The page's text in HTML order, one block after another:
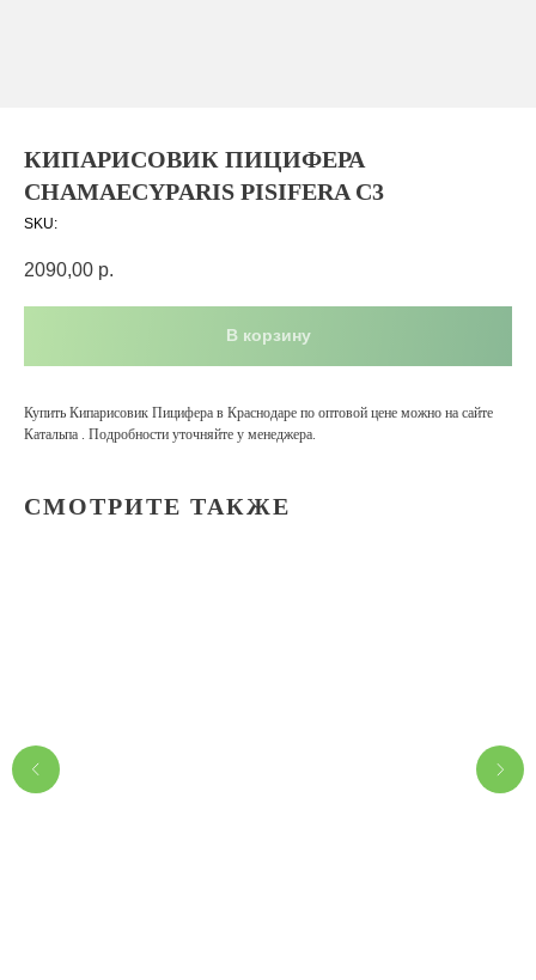
КИПАРИСОВИК ПИЦИФЕРА
CHAMAECYPARIS PISIFERA С3
SKU:
2090,00 р.
В корзину
Купить Кипарисовик Пицифера в Краснодаре по оптовой цене можно на сайте
Катальпа . Подробности уточняйте у менеджера.
СМОТРИТЕ ТАКЖЕ